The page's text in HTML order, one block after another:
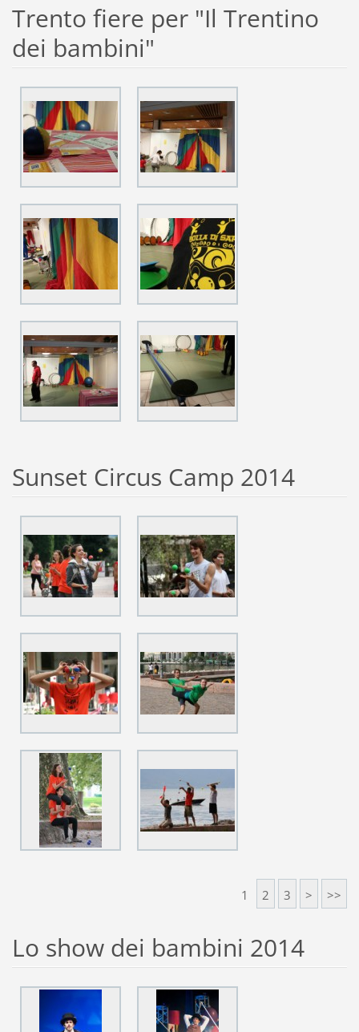
Trento fiere per "Il Trentino
dei bambini"
Sunset Circus Camp 2014
1 2 3 > >>
Lo show dei bambini 2014